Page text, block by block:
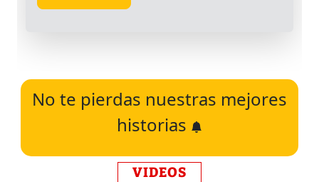
No te pierdas nuestras mejores
historias
VIDEOS